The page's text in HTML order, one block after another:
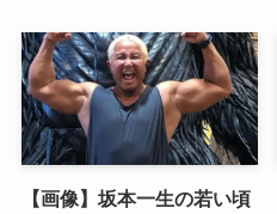
【画像】坂本一生の若い頃